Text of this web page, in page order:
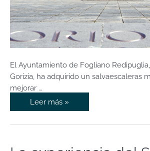
El Ayuntamiento de Fogliano
Gorizia, ha adquirido un salvaescaleras
mejorar …
Leer más »
La